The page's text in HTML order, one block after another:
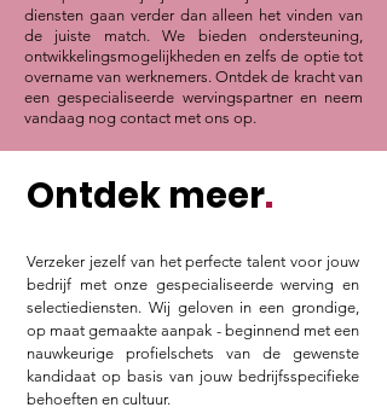
diensten gaan verder dan alleen het vinden van
de juiste match. We bieden ondersteuning,
ontwikkelingsmogelijkheden en zelfs de optie tot
overname van werknemers. Ontdek de kracht van
een gespecialiseerde wervingspartner en neem
vandaag nog contact met ons op.
Ontdek meer.
Verzeker jezelf van het perfecte talent voor jouw
bedrijf met onze gespecialiseerde werving en
selectiediensten. Wij geloven in een grondige,
op maat gemaakte aanpak - beginnend met een
nauwkeurige profielschets van de gewenste
kandidaat op basis van jouw bedrijfsspecifieke
behoeften en cultuur.